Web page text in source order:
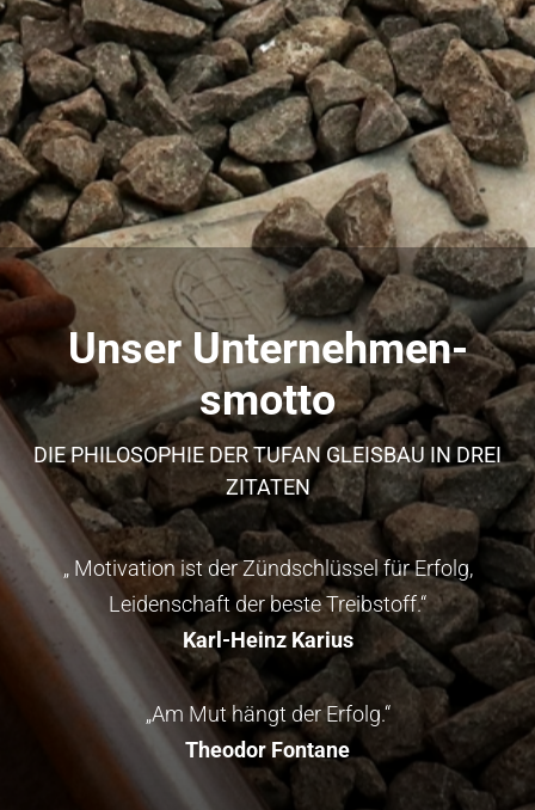
Büroräume, Stellplätze und eine doppelte Garage mit
einem Gleisbau-Übungsplatz für Berufseinsteiger.
Kontakt aufnehmen
Unser Unternehmen­
smotto
DIE PHILOSOPHIE DER TUFAN GLEISBAU IN DREI
ZITATEN
„ Motivation ist der Zündschlüssel für Erfolg,
Leidenschaft der beste Treibstoff.“
Karl-Heinz Karius
„Am Mut hängt der Erfolg.“
Theodor Fontane